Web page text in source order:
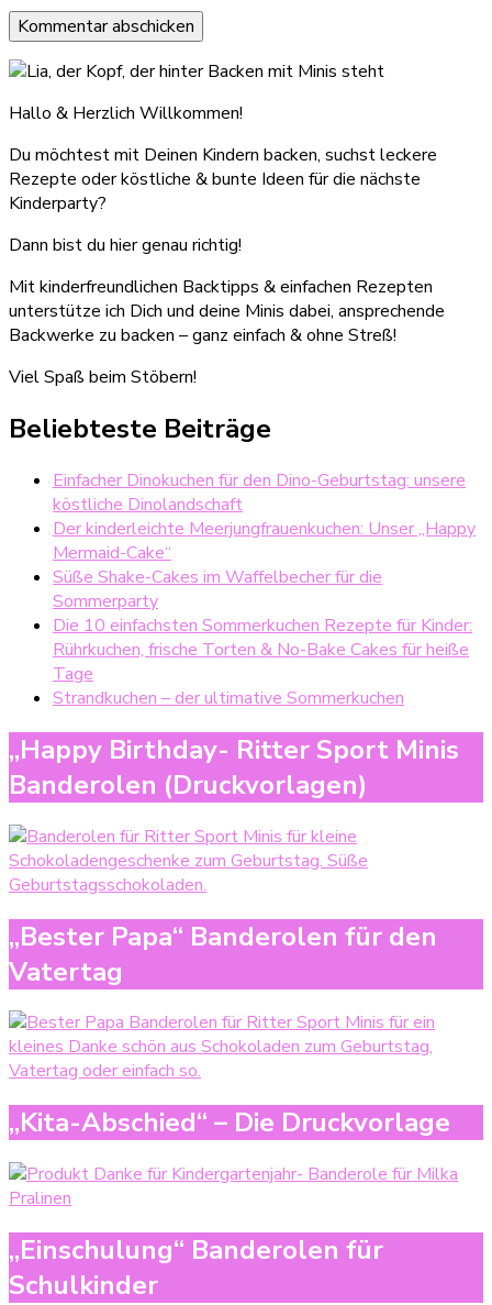
Hallo & Herzlich Willkommen!
Du möchtest mit Deinen Kindern backen, suchst leckere
Rezepte oder köstliche & bunte Ideen für die nächste
Kinderparty?
Dann bist du hier genau richtig!
Mit kinderfreundlichen Backtipps & einfachen Rezepten
unterstütze ich Dich und deine Minis dabei, ansprechende
Backwerke zu backen – ganz einfach & ohne Streß!
Viel Spaß beim Stöbern!
Beliebteste Beiträge
Einfacher Dinokuchen für den Dino-Geburtstag: unsere
köstliche Dinolandschaft
Der kinderleichte Meerjungfrauenkuchen: Unser „Happy
Mermaid-Cake“
Süße Shake-Cakes im Waffelbecher für die
Sommerparty
Die 10 einfachsten Sommerkuchen Rezepte für Kinder:
Rührkuchen, frische Torten & No-Bake Cakes für heiße
Tage
Strandkuchen – der ultimative Sommerkuchen
„Happy Birthday- Ritter Sport Minis
Banderolen (Druckvorlagen)
„Bester Papa“ Banderolen für den
Vatertag
„Kita-Abschied“ – Die Druckvorlage
„Einschulung“ Banderolen für
Schulkinder